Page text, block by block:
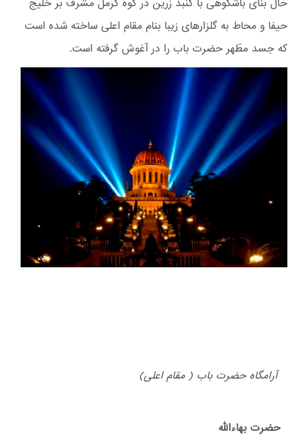
حیفا و محاط به گلزارهای زیبا بنام مقام اعلی ساخته شده است
که جسد مطّهر حضرت باب را در آغوش گرفته است.
آرامگاه حضرت باب ( مقام اعلی)
حضرت بهاءالله